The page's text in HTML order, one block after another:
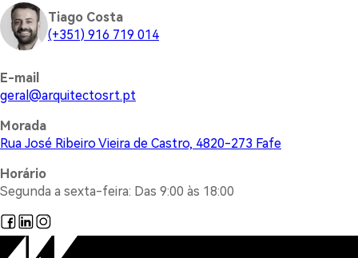
Tiago Costa
(+351) 916 719 014
E-mail
tp.trsotcetiuqra
@lareg
Morada
Rua José Ribeiro Vieira de Castro, 4820-273 Fafe
Horário
Segunda a sexta-feira: Das 9:00 às 18:00